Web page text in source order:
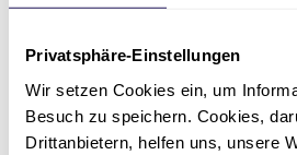
Privatsphäre-Einstellungen
Wir setzen Cookies ein, um
Besuch zu speichern. Cookies,
Drittanbietern, helfen uns, unsere
Fachärztin
Martina Hammer